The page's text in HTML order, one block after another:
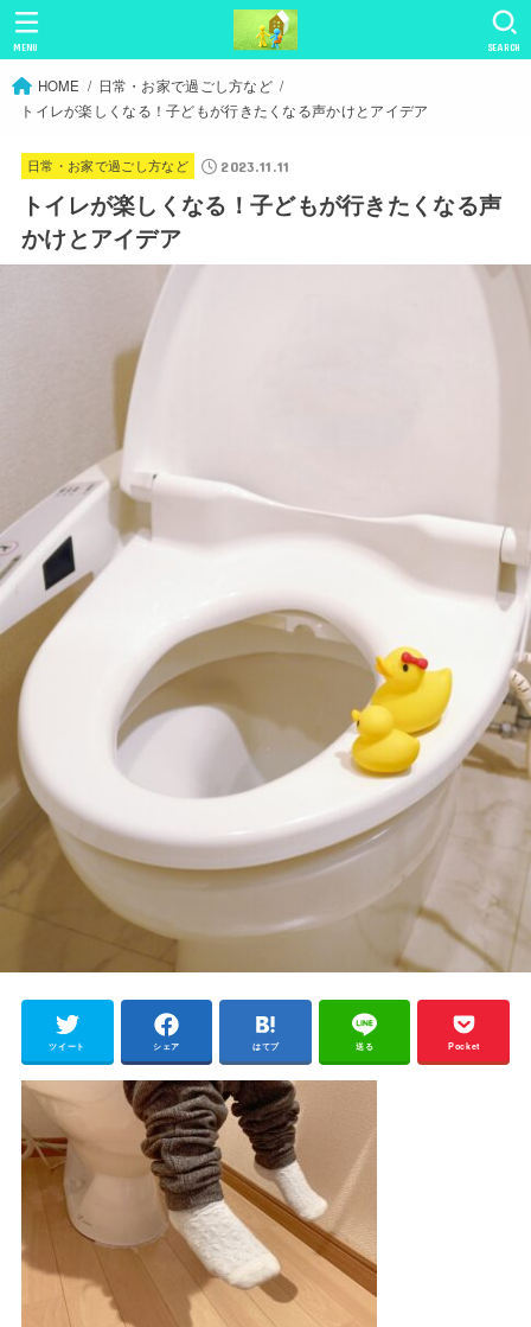
SEARCH
MENU
HOME
日常・お家で過ごし方など
トイレが楽しくなる！子どもが行きたくなる声かけとアイデア
日常・お家で過ごし方など 2023.11.11
トイレが楽しくなる！子どもが行きたくなる声
かけとアイデア
ツイート シェア はてブ 送る Pocket